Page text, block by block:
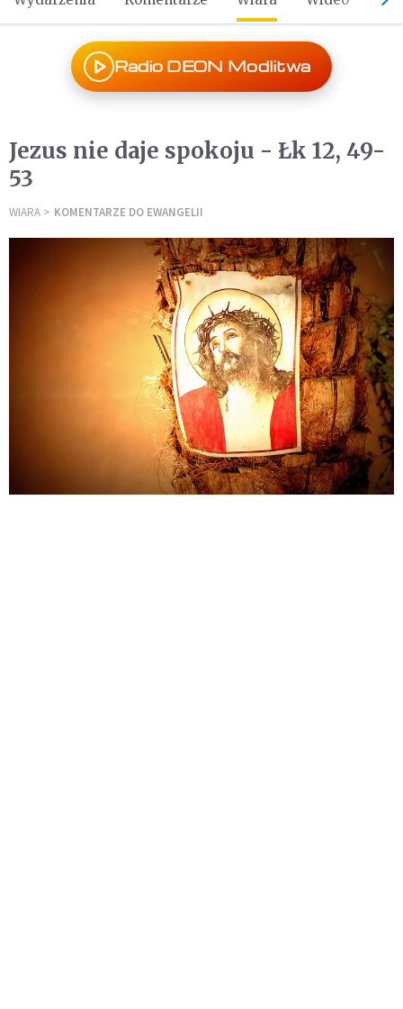
Radio DEON Modlitwa
Jezus nie daje spokoju - Łk 12, 49-
53
WIARA KOMENTARZE DO EWANGELII